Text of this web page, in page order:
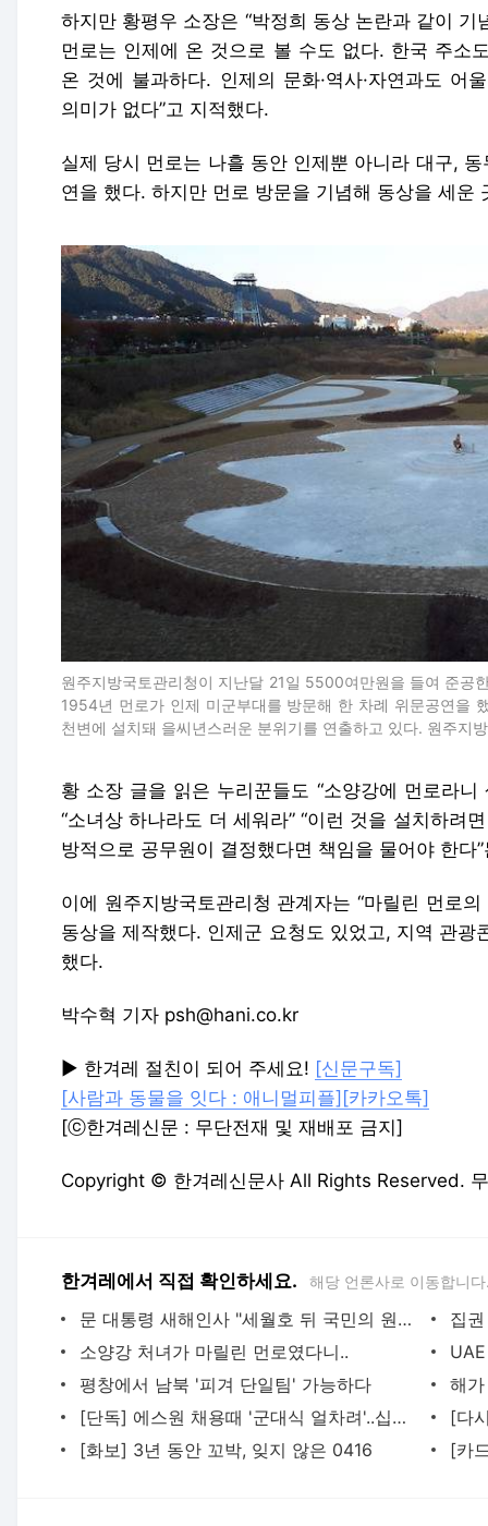
하지만 황평우 소장은 “박정희 동상 논란과 같이
먼로는 인제에 온 것으로 볼 수도 없다. 한국 주소
온 것에 불과하다. 인제의 문화·역사·자연과도 어
의미가 없다”고 지적했다.
실제 당시 먼로는 나흘 동안 인제뿐 아니라 대구,
연을 했다. 하지만 먼로 방문을 기념해 동상을 세운
원주지방국토관리청이 지난달 21일 5500여만원을 들여 준공
1954년 먼로가 인제 미군부대를 방문해 한 차례 위문공연을
천변에 설치돼 을씨년스러운 분위기를 연출하고 있다. 원주지
황 소장 글을 읽은 누리꾼들도 “소양강에 먼로라니
“소녀상 하나라도 더 세워라” “이런 것을 설치하려
방적으로 공무원이 결정했다면 책임을 물어야 한다
이에 원주지방국토관리청 관계자는 “마릴린 먼로
동상을 제작했다. 인제군 요청도 있었고, 지역 관광
했다.
박수혁 기자 psh@hani.co.kr
▶ 한겨레 절친이 되어 주세요! [신문구독]
[사람과 동물을 잇다 : 애니멀피플] [카카오톡]
[ⓒ한겨레신문 : 무단전재 및 재배포 금지]
Copyright © 한겨레신문사 All Rights Reserved.
한겨레에서 직접 확인하세요. 해당 언론사로 이동합니
문 대통령 새해인사 "세월호 뒤 국민의 원념, 안전한 나라를 위해"
집
소양강 처녀가 마릴린 먼로였다니..
평창에서 남북 '피겨 단일팀' 가능하다
[단독] 에스원 채용때 '군대식 얼차려'..십자인대 파열도 '모르쇠'
[화보] 3년 동안 꼬박, 잊지 않은 0416